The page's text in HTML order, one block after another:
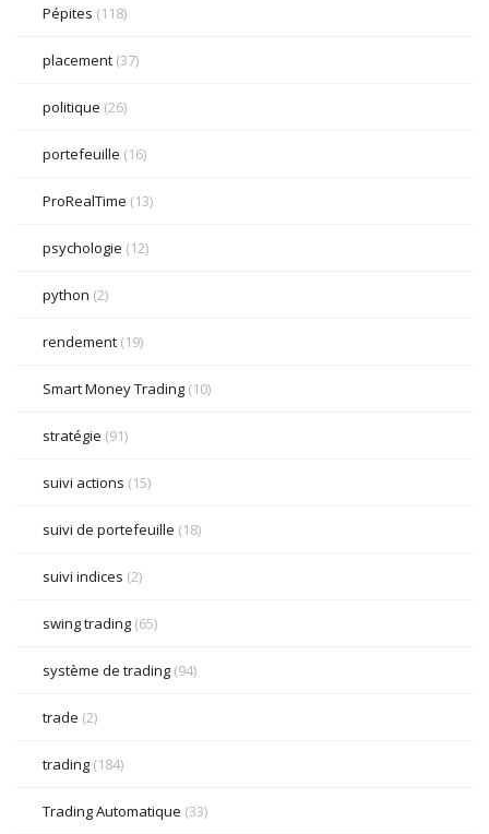
Pépites (118)
placement (37)
politique (26)
portefeuille (16)
ProRealTime (13)
psychologie (12)
python (2)
rendement (19)
Smart Money Trading (10)
stratégie (91)
suivi actions (15)
suivi de portefeuille (18)
suivi indices (2)
swing trading (65)
système de trading (94)
trade (2)
trading (184)
Trading Automatique (33)